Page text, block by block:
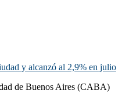
y alcanzó al 2,9% en julio
de Buenos Aires (CABA)